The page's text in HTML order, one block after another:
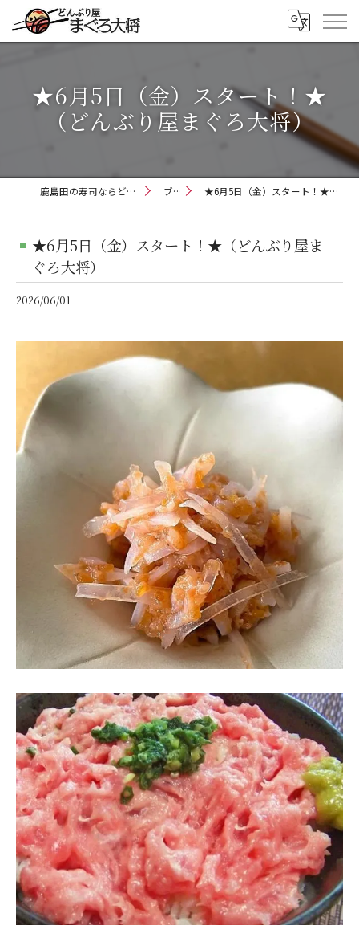
★6月5日（金）スタート！★
（どんぶり屋まぐろ大将）
鹿島田の寿司ならどんぶり屋まぐろ大将 ブログ ★6月5日（金）スタート！★（どんぶり屋まぐろ大将）
★6月5日（金）スタート！★（どんぶり屋ま
ぐろ大将）
2026/06/01